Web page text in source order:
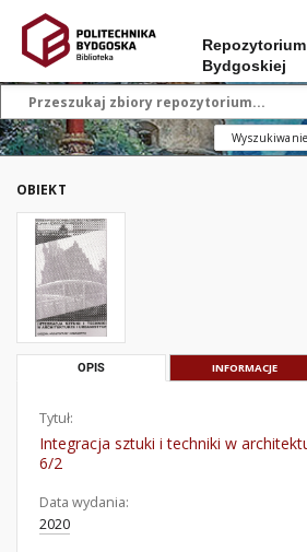
Bydgoskiej
OBIEKT
OPIS INFORMACJE
Tytuł:
Integracja sztuki i techniki w
6/2
Data wydania:
2020